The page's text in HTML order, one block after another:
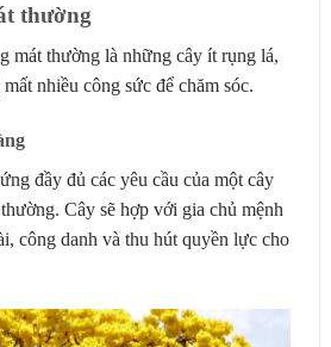
thường
mát thường là những cây ít rụng lá,
nhiều công sức để chăm sóc.
đầy đủ các yêu cầu của một cây
Cây sẽ hợp với gia chủ mệnh
công danh và thu hút quyền lực cho